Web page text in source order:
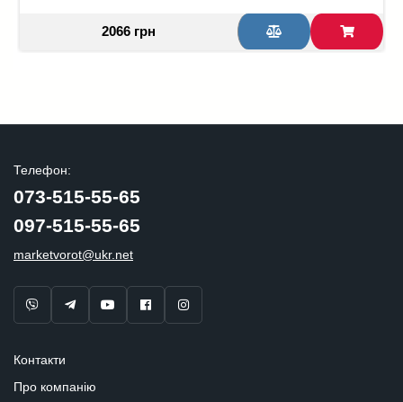
2066 грн
Телефон:
073-515-55-65
097-515-55-65
marketvorot@ukr.net
Контакти
Про компанію